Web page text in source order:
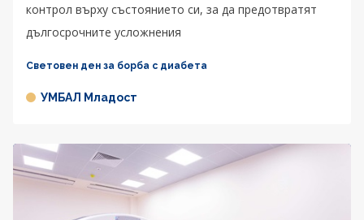
контрол върху състоянието си, за да предотвратят
дългосрочните усложнения
Световен ден за борба с диабета
УМБАЛ Младост